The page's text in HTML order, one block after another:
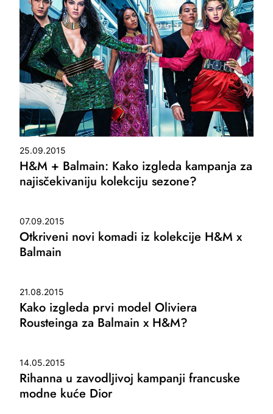
25.09.2015
H&M + Balmain: Kako izgleda kampanja za
najisčekivaniju kolekciju sezone?
07.09.2015
Otkriveni novi komadi iz kolekcije H&M x
Balmain
21.08.2015
Kako izgleda prvi model Oliviera
Rousteinga za Balmain x H&M?
14.05.2015
Rihanna u zavodljivoj kampanji francuske
modne kuće Dior